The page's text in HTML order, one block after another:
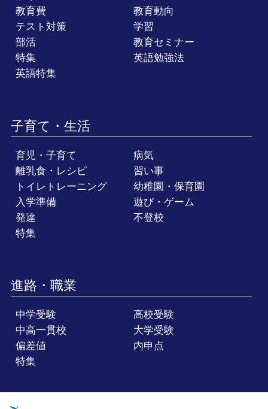
教育費
教育動向
テスト対策
学習
部活
教育セミナー
特集
英語勉強法
英語特集
子育て・生活
育児・子育て
病気
離乳食・レシピ
習い事
トイレトレーニング
幼稚園・保育園
入学準備
遊び・ゲーム
発達
不登校
特集
進路・職業
中学受験
高校受験
中高一貫校
大学受験
偏差値
内申点
特集